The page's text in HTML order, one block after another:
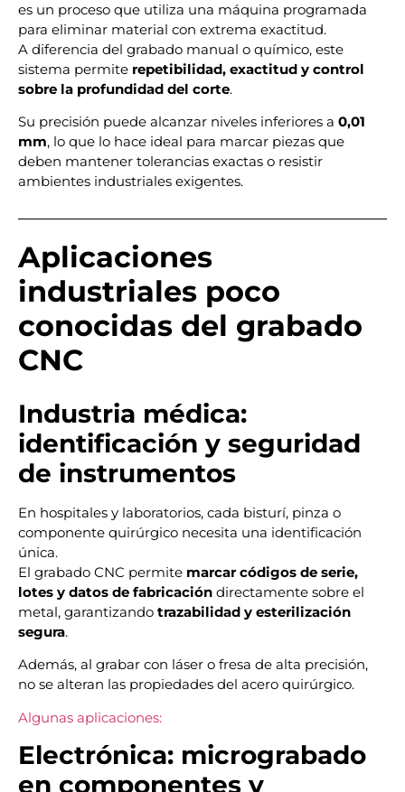
es un proceso que utiliza una máquina programada
para eliminar material con extrema exactitud.
A diferencia del grabado manual o químico, este
sistema permite repetibilidad, exactitud y control
sobre la profundidad del corte.
Su precisión puede alcanzar niveles inferiores a 0,01
mm, lo que lo hace ideal para marcar piezas que
deben mantener tolerancias exactas o resistir
ambientes industriales exigentes.
Aplicaciones
industriales poco
conocidas del grabado
CNC
Industria médica:
identificación y seguridad
de instrumentos
En hospitales y laboratorios, cada bisturí, pinza o
componente quirúrgico necesita una identificación
única.
El grabado CNC permite marcar códigos de serie,
lotes y datos de fabricación directamente sobre el
metal, garantizando trazabilidad y esterilización
segura.
Además, al grabar con láser o fresa de alta precisión,
no se alteran las propiedades del acero quirúrgico.
Algunas aplicaciones:
Electrónica: micrograbado
en componentes y